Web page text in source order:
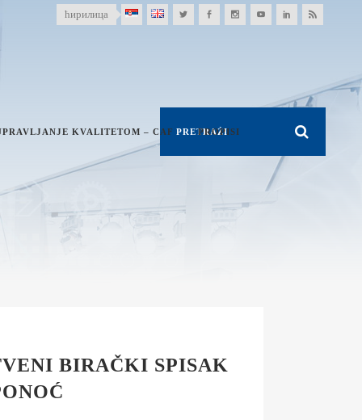
ћирилица
KVALITETOM – CAF PROPISI
BIRAČKI SPISAK